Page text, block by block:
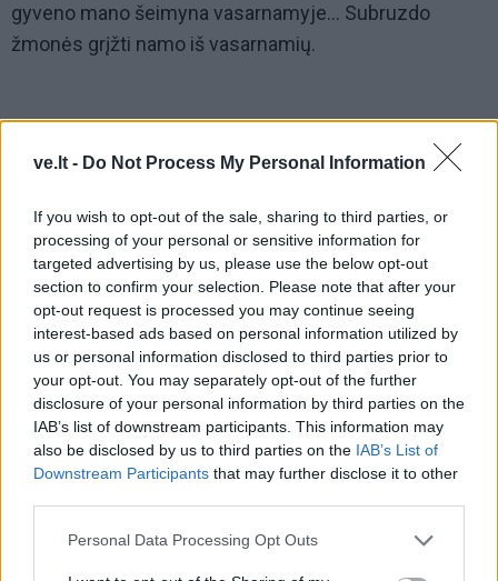
ve.lt - Do Not Process My Personal Information
If you wish to opt-out of the sale, sharing to third parties, or
processing of your personal or sensitive information for
targeted advertising by us, please use the below opt-out
section to confirm your selection. Please note that after your
opt-out request is processed you may continue seeing
interest-based ads based on personal information utilized by
us or personal information disclosed to third parties prior to
your opt-out. You may separately opt-out of the further
disclosure of your personal information by third parties on the
IAB’s list of downstream participants. This information may
also be disclosed by us to third parties on the IAB’s List of
Downstream Participants that may further disclose it to other
Personal Data Processing Opt Outs
gyveno mano šeimyna vasarnamyje... Subruzdo
žmonės grįžti namo iš vasarnamių.
Pasisamdžiau ir aš sekančiai dienai du vežimu ilgomis
drobynomis daiktams vežti.
Anksti rytą sukrovėme daiktus į vežimus ir išleidome
vežikus Kaunan, o patys vykom garlaivin. Į pirmą